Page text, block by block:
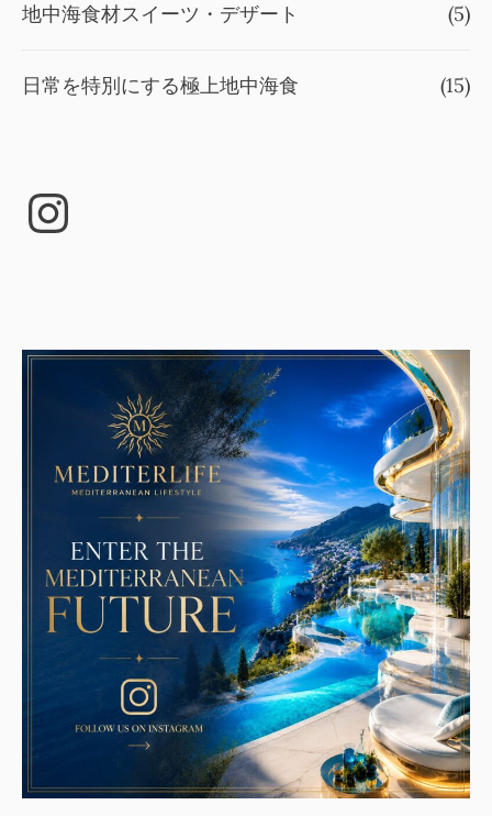
地中海食材スイーツ・デザート (5)
日常を特別にする極上地中海食 (15)
Instagram